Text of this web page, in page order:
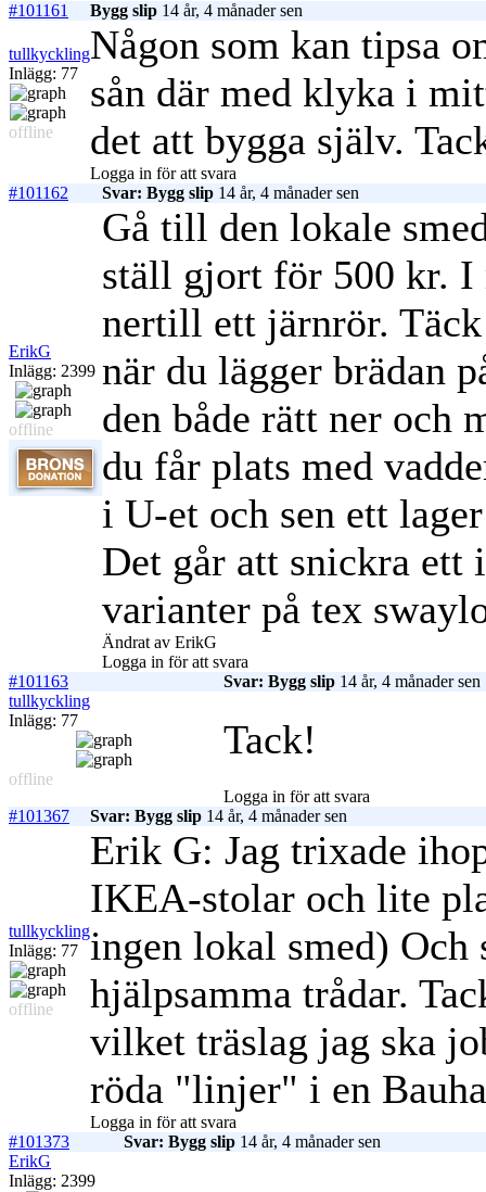
#101161
Bygg slip 14 år, 4 månader sen
tullkyckling
Inlägg: 77
offline
Någon som kan tipsa
sån där med klyka i
det att bygga själv.
Logga in för att svara
#101162
Svar: Bygg slip 14 år, 4 månader sen
ErikG
Inlägg: 2399
offline
Gå till den lokale
ställ gjort för 500 kr. I
nertill ett järnrör.
när du lägger brädan
den både rätt ner och
du får plats med
i U-et och sen ett
Det går att snickra ett
varianter på tex
Ändrat av ErikG
Logga in för att svara
#101163
Svar: Bygg slip 14 år, 4 månader sen
tullkyckling
Inlägg: 77
offline
Tack!
Logga in för att svara
#101367
Svar: Bygg slip 14 år, 4 månader sen
tullkyckling
Inlägg: 77
offline
Erik G: Jag trixade
IKEA-stolar och lite
ingen lokal smed) Och
hjälpsamma trådar.
vilket träslag jag ska
röda "linjer" i en
Logga in för att svara
#101373
Svar: Bygg slip 14 år, 4 månader sen
ErikG
Inlägg: 2399